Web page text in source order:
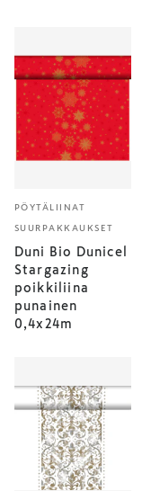
PÖYTÄLIINAT
SUURPAKKAUKSET
Duni Bio Dunicel
Stargazing
poikkiliina
punainen
0,4x24m